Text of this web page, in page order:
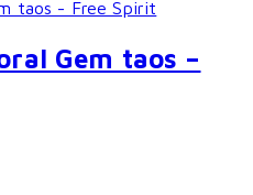
Gem taos –